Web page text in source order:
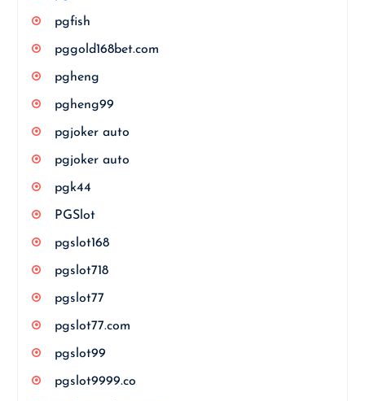
pgfish
pggold168bet.com
pgheng
pgheng99
pgjoker auto
pgjoker auto
pgk44
PGSlot
pgslot168
pgslot718
pgslot77
pgslot77.com
pgslot99
pgslot9999.co